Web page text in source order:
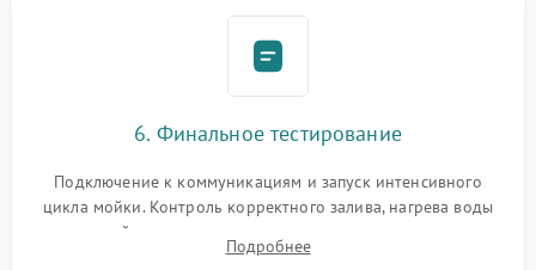
6. Финальное тестирование
Подключение к коммуникациям и запуск интенсивного
цикла мойки. Контроль корректного залива, нагрева воды
до нужной температуры, отсутствия посторонних шумов,
штатного слива и абсолютной сухости в поддоне.
Подробнее